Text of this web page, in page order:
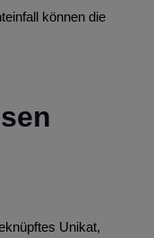
können die
Unikat,